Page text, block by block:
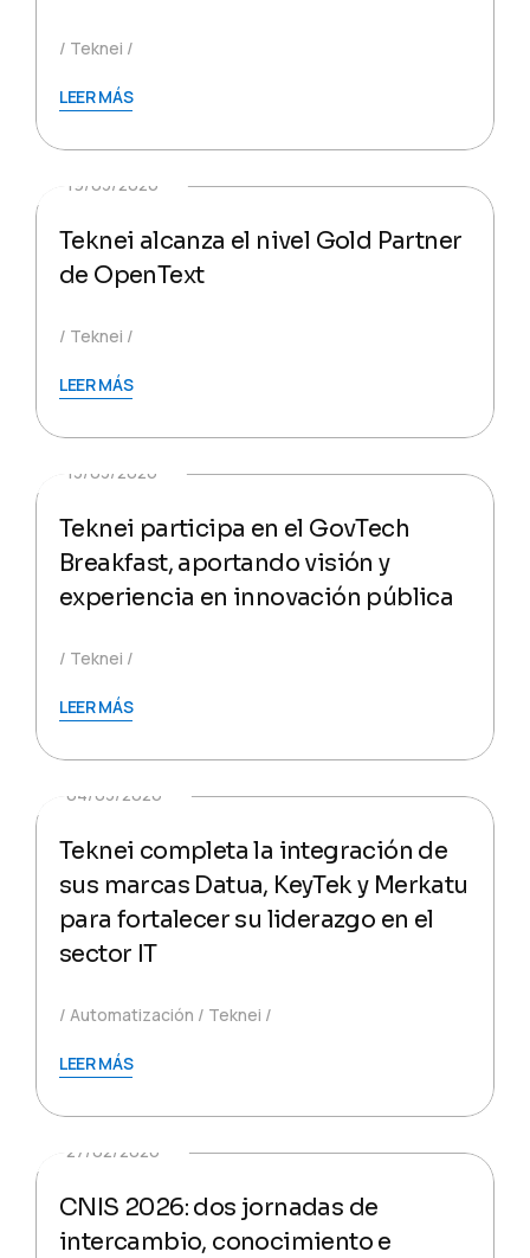
Teknei
LEER MÁS
19/03/2026
Teknei alcanza el nivel Gold Partner
de OpenText
Teknei
LEER MÁS
13/03/2026
Teknei participa en el GovTech
Breakfast, aportando visión y
experiencia en innovación pública
Teknei
LEER MÁS
04/03/2026
Teknei completa la integración de
sus marcas Datua, KeyTek y Merkatu
para fortalecer su liderazgo en el
sector IT
Automatización Teknei
LEER MÁS
27/02/2026
CNIS 2026: dos jornadas de
intercambio, conocimiento e